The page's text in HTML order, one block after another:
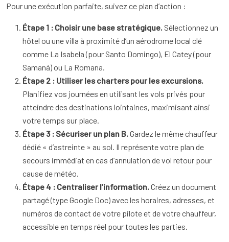
Pour une exécution parfaite, suivez ce plan d’action :
Étape 1 : Choisir une base stratégique. Sélectionnez un
hôtel ou une villa à proximité d’un aérodrome local clé
comme La Isabela (pour Santo Domingo), El Catey (pour
Samaná) ou La Romana.
Étape 2 : Utiliser les charters pour les excursions.
Planifiez vos journées en utilisant les vols privés pour
atteindre des destinations lointaines, maximisant ainsi
votre temps sur place.
Étape 3 : Sécuriser un plan B. Gardez le même chauffeur
dédié « d’astreinte » au sol. Il représente votre plan de
secours immédiat en cas d’annulation de vol retour pour
cause de météo.
Étape 4 : Centraliser l’information. Créez un document
partagé (type Google Doc) avec les horaires, adresses, et
numéros de contact de votre pilote et de votre chauffeur,
accessible en temps réel pour toutes les parties.